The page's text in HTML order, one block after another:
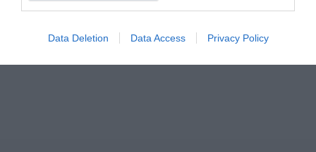
Data Deletion Data Access Privacy Policy
ΣΧΟΛΙΑ